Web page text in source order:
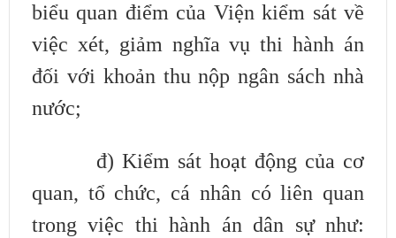
biểu quan điểm của Viện kiểm sát về
việc xét, giảm nghĩa vụ thi hành án
đối với khoản thu nộp ngân sách nhà
nước;
đ) Kiểm sát hoạt động của cơ
quan, tổ chức, cá nhân có liên quan
trongviệc thi hành án dân sự như: